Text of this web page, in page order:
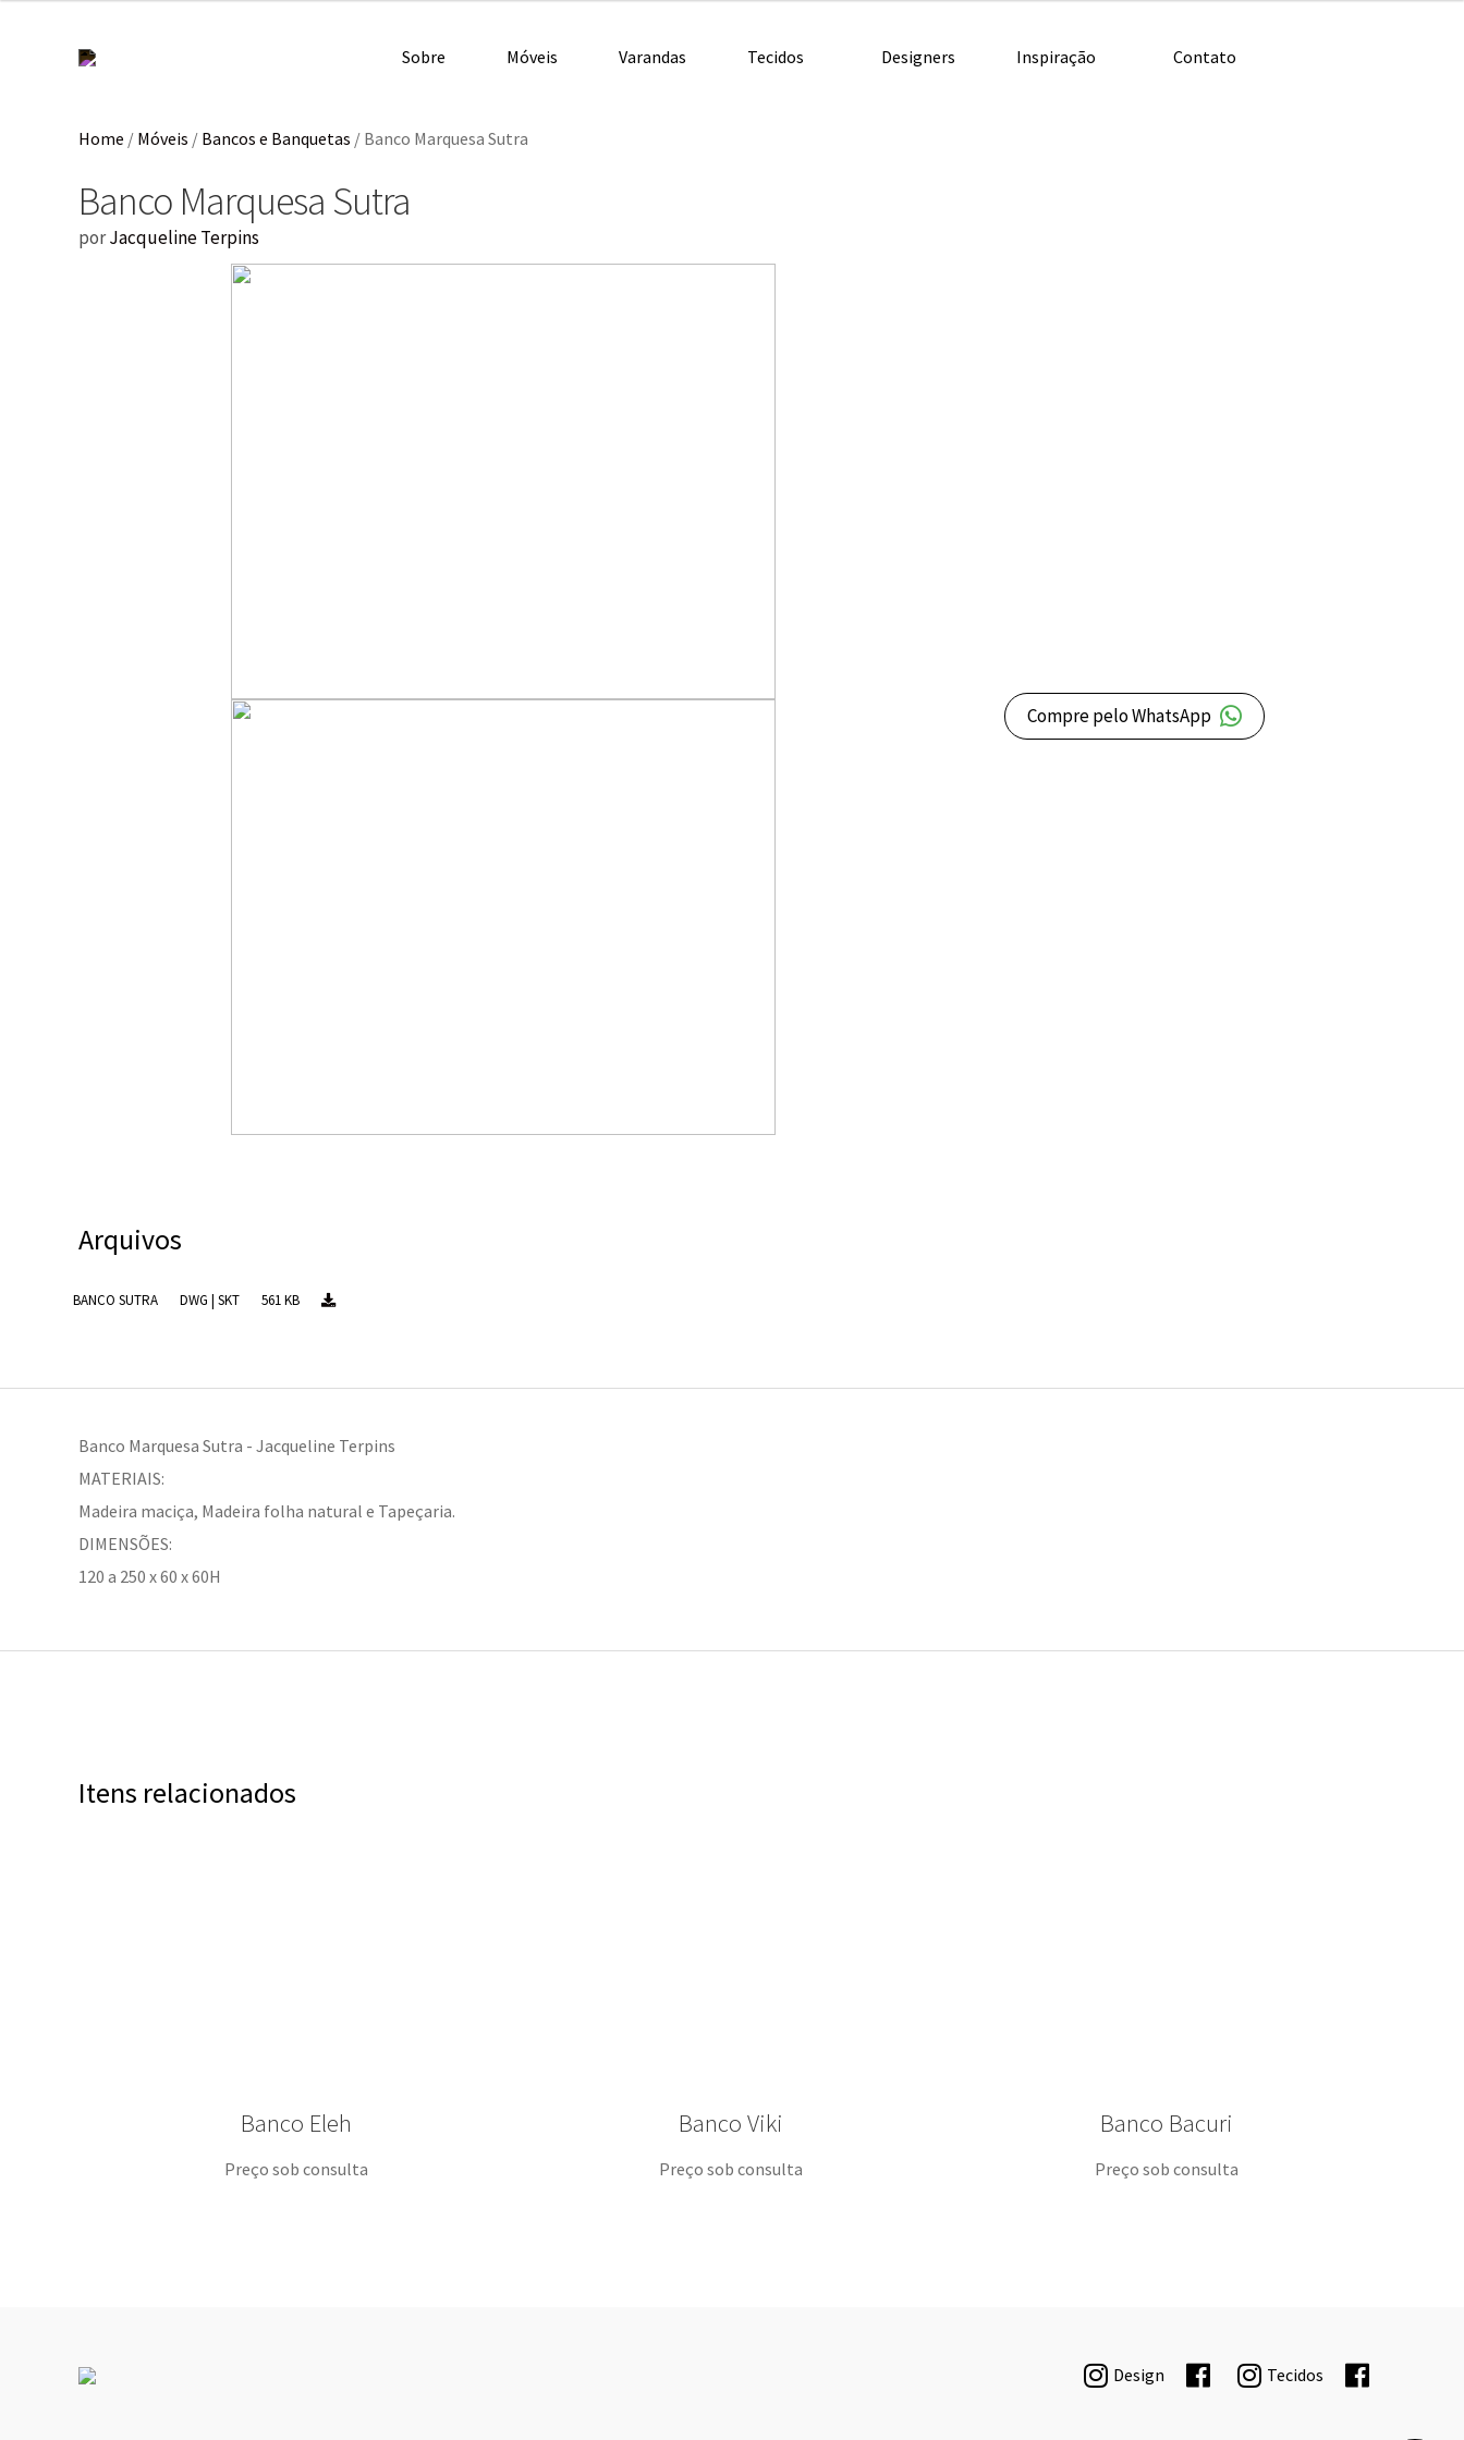
Sobre Móveis Varandas Tecidos Designers Inspiração Contato
Home / Móveis / Bancos e Banquetas / Banco Marquesa Sutra
Banco Marquesa Sutra
porJacqueline Terpins
Compre pelo WhatsApp
Arquivos
BANCO SUTRA DWG | SKT 561 KB
Banco Marquesa Sutra - Jacqueline Terpins
MATERIAIS:
Madeira maciça, Madeira folha natural e Tapeçaria.
DIMENSÕES:
120 a 250 x 60 x 60H
Itens relacionados
Banco Eleh
Preço sob consulta
Banco Viki
Preço sob consulta
Banco Bacuri
Preço sob consulta
Design Tecidos